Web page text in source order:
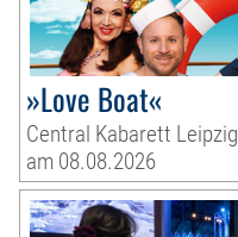
»Love Boat«
Central Kabarett Leipzig
am 08.08.2026